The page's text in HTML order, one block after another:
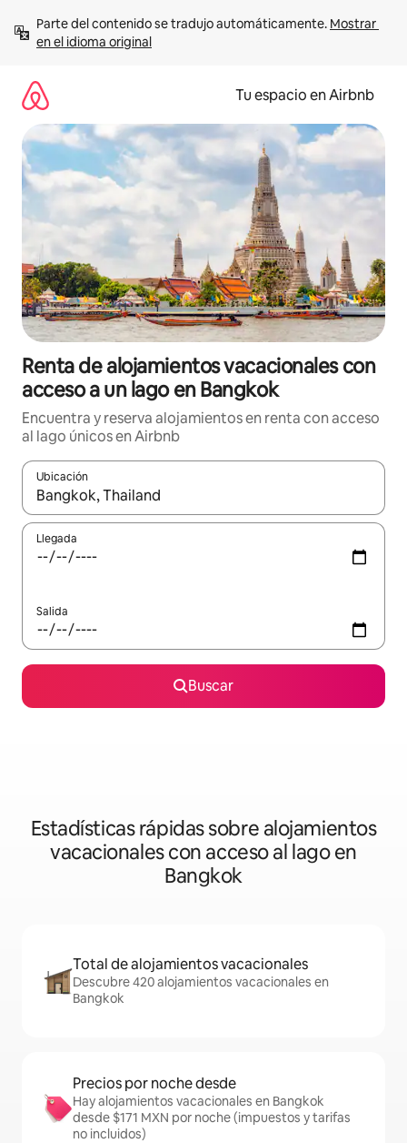
contenido
Parte del contenido se tradujo automáticamente. Mostrar
en el idioma original
Tu espacio en Airbnb
Renta de alojamientos vacacionales con
acceso a un lago en Bangkok
Encuentra y reserva alojamientos en renta con acceso
al lago únicos en Airbnb
Ubicación
Cuando los resultados estén disponibles, podrás navegar
Llegada
Salida
Buscar
Estadísticas rápidas sobre alojamientos
vacacionales con acceso al lago en
Bangkok
Total de alojamientos vacacionales
Descubre 420 alojamientos vacacionales en
Bangkok
Precios por noche desde
Hay alojamientos vacacionales en Bangkok
desde $171 MXN por noche (impuestos y tarifas
no incluidos)